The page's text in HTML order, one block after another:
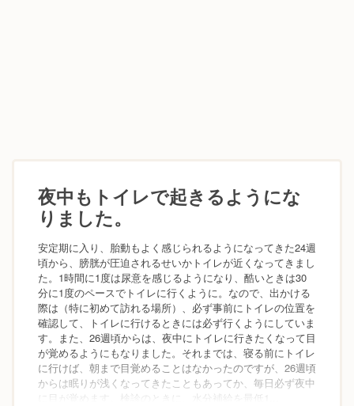
夜中もトイレで起きるようにな
りました。
安定期に入り、胎動もよく感じられるようになってきた24週
頃から、膀胱が圧迫されるせいかトイレが近くなってきまし
た。1時間に1度は尿意を感じるようになり、酷いときは30
分に1度のペースでトイレに行くように。なので、出かける
際は（特に初めて訪れる場所）、必ず事前にトイレの位置を
確認して、トイレに行けるときには必ず行くようにしていま
す。また、26週頃からは、夜中にトイレに行きたくなって目
が覚めるようにもなりました。それまでは、寝る前にトイレ
に行けば、朝まで目覚めることはなかったのですが、26週頃
からは眠りが浅くなってきたこともあってか、毎日必ず夜中
に目が覚めます。検診のときに、水分補給を最低1...